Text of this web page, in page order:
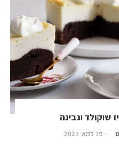
שוקולד וגבינה
19 במאי 2023